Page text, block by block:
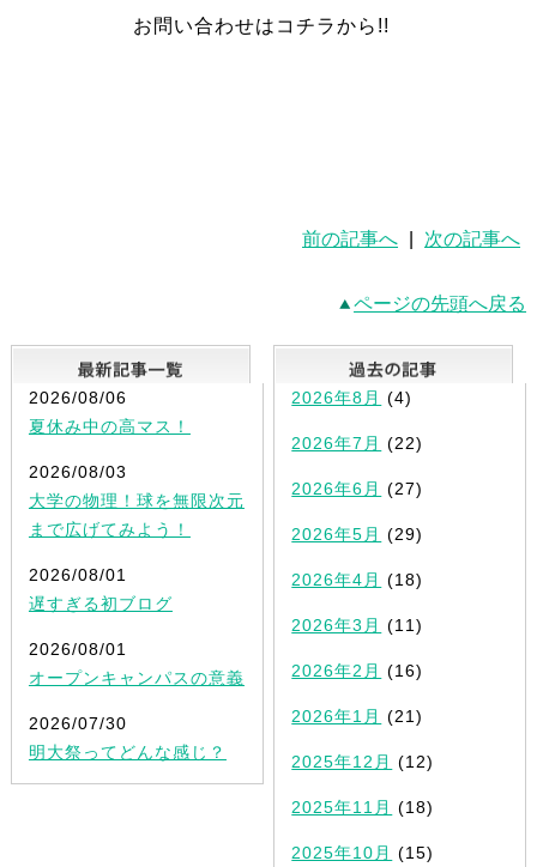
お問い合わせはコチラから!!
前の記事へ 次の記事へ
ページの先頭へ戻る
最新記事一覧
2026/08/06
夏休み中の高マス！
2026/08/03
大学の物理！球を無限次元
まで広げてみよう！
2026/08/01
遅すぎる初ブログ
2026/08/01
オープンキャンパスの意義
2026/07/30
明大祭ってどんな感じ？
2026年8月 (4)
2026年7月 (22)
2026年6月 (27)
2026年5月 (29)
2026年4月 (18)
2026年3月 (11)
2026年2月 (16)
2026年1月 (21)
2025年12月 (12)
2025年11月 (18)
2025年10月 (15)